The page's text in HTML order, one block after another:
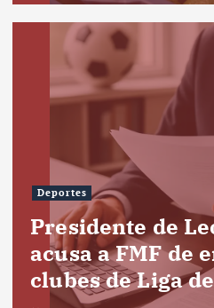
Deportes
Presidente de
acusa a FMF de
clubes de Liga